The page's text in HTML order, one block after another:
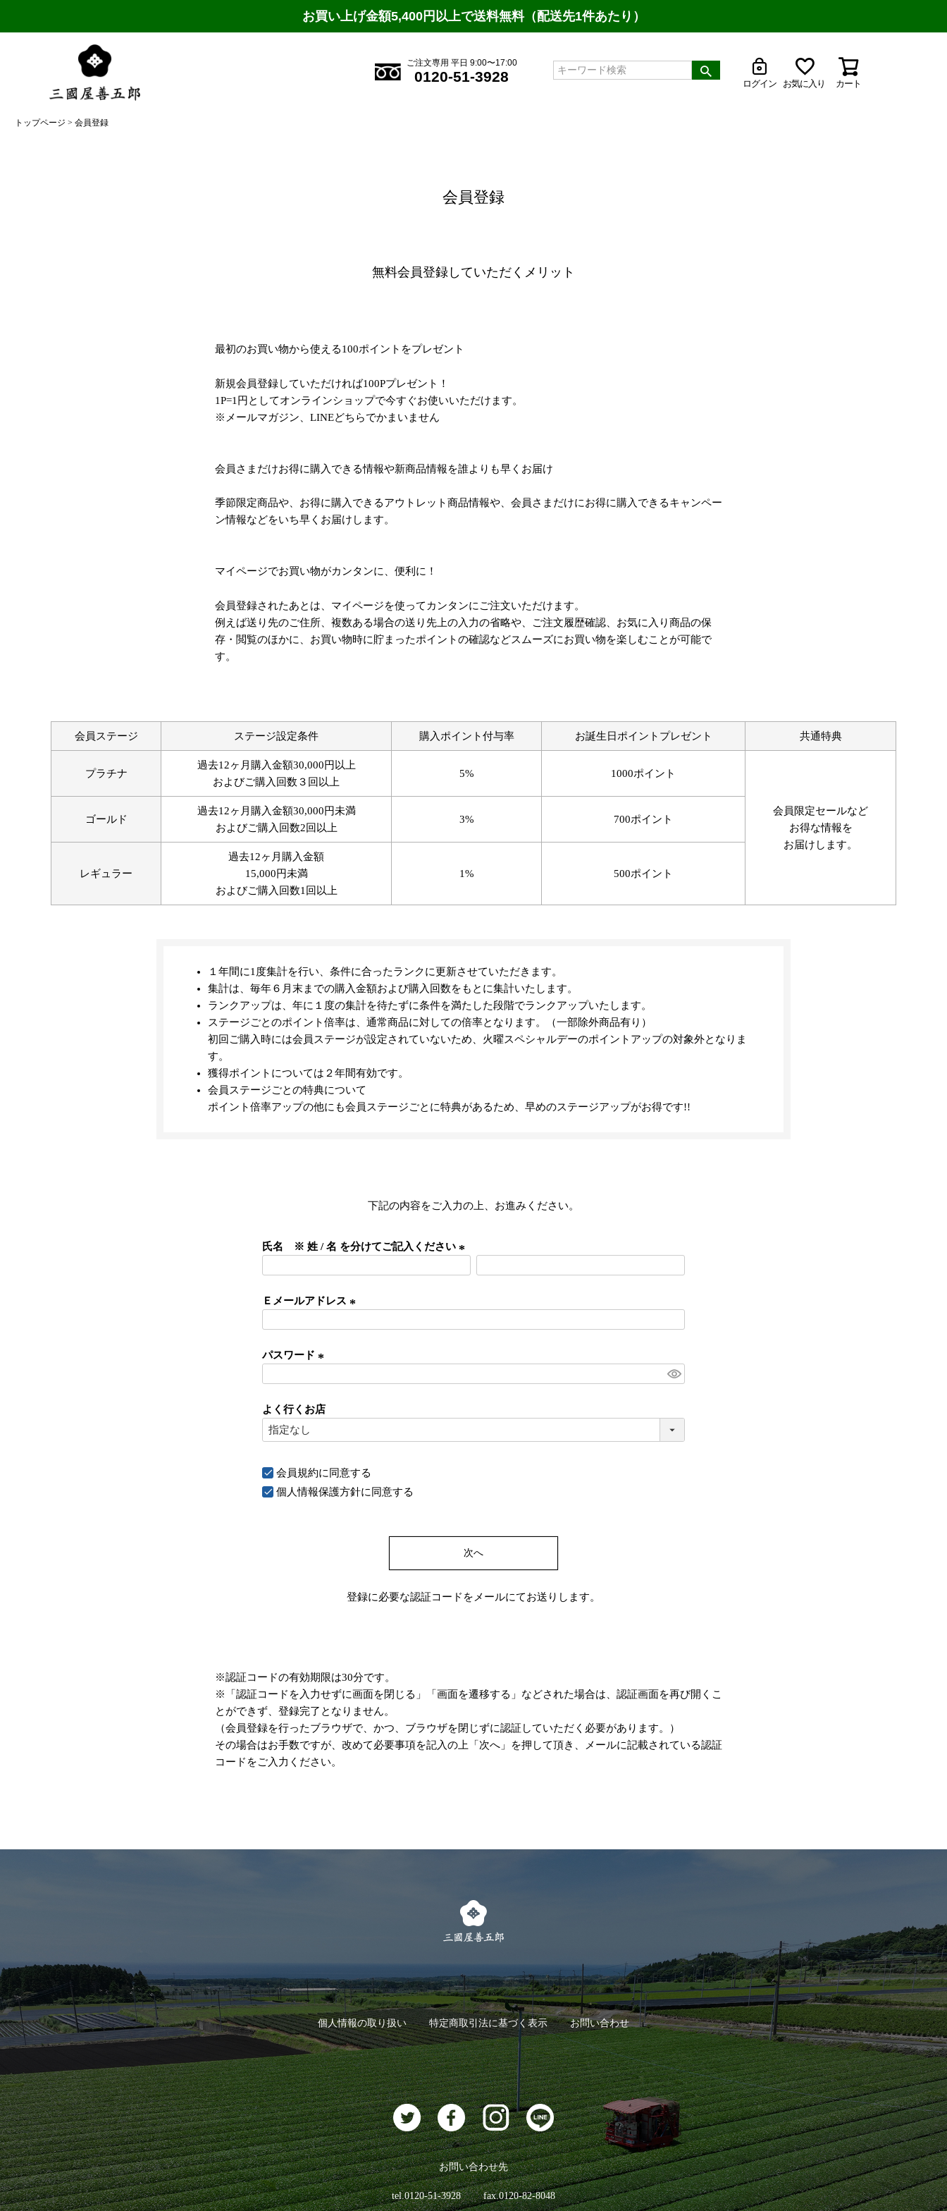
お買い上げ金額5,400円以上で送料無料（配送先1件あたり）
ご注文専用 平日 9:00〜17:00
0120-51-3928 ログイン お気に入り カート
トップページ 会員登録
会員登録
無料会員登録していただくメリット
最初のお買い物から使える100ポイントをプレゼント
新規会員登録していただければ100Pプレゼント！
1P=1円としてオンラインショップで今すぐお使いいただけます。
※メールマガジン、LINEどちらでかまいません
会員さまだけお得に購入できる情報や新商品情報を誰よりも早くお届け
季節限定商品や、お得に購入できるアウトレット商品情報や、会員さまだけにお得に購入できるキャンペー
ン情報などをいち早くお届けします。
マイページでお買い物がカンタンに、便利に！
会員登録されたあとは、マイページを使ってカンタンにご注文いただけます。
例えば送り先のご住所、複数ある場合の送り先上の入力の省略や、ご注文履歴確認、お気に入り商品の保
存・閲覧のほかに、お買い物時に貯まったポイントの確認などスムーズにお買い物を楽しむことが可能で
す。
会員ステージ ステージ設定条件 購入ポイント付与率 お誕生日ポイントプレゼント 共通特典
プラチナ
過去12ヶ月購入金額30,000円以上
およびご購入回数３回以上
5% 1000ポイント
会員限定セールなど
お得な情報を
お届けします。
ゴールド
過去12ヶ月購入金額30,000円未満
およびご購入回数2回以上
3% 700ポイント
レギュラー
過去12ヶ月購入金額
15,000円未満
およびご購入回数1回以上
1% 500ポイント
１年間に1度集計を行い、条件に合ったランクに更新させていただきます。
集計は、毎年６月末までの購入金額および購入回数をもとに集計いたします。
ランクアップは、年に１度の集計を待たずに条件を満たした段階でランクアップいたします。
ステージごとのポイント倍率は、通常商品に対しての倍率となります。（一部除外商品有り）
初回ご購入時には会員ステージが設定されていないため、火曜スペシャルデーのポイントアップの対象外となりま
す。
獲得ポイントについては２年間有効です。
会員ステージごとの特典について
ポイント倍率アップの他にも会員ステージごとに特典があるため、早めのステージアップがお得です!!
下記の内容をご入力の上、お進みください。
氏名 ※ 姓 / 名 を分けてご記入ください
Ｅメールアドレス
パスワード
須
よく行くお店
会員規約に同意する
個人情報保護方針に同意する
次へ
登録に必要な認証コードをメールにてお送りします。
※認証コードの有効期限は30分です。
※「認証コードを入力せずに画面を閉じる」「画面を遷移する」などされた場合は、認証画面を再び開くこ
とができず、登録完了となりません。
（会員登録を行ったブラウザで、かつ、ブラウザを閉じずに認証していただく必要があります。）
その場合はお手数ですが、改めて必要事項を記入の上「次へ」を押して頂き、メールに記載されている認証
コードをご入力ください。
個人情報の取り扱い 特定商取引法に基づく表示 お問い合わせ
お問い合わせ先
tel.0120-51-3928 fax.0120-82-8048